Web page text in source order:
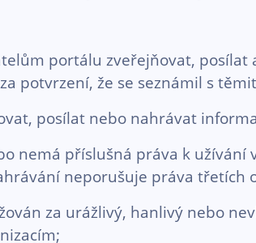
portálu zveřejňovat, posílat
potvrzení, že se seznámil s
posílat nebo nahrávat
nemá příslušná práva k
neporušuje práva třetích
za urážlivý, hanlivý nebo